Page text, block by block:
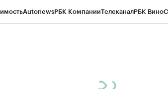
AutonewsРБК КомпанииТелеканалРБК Вино